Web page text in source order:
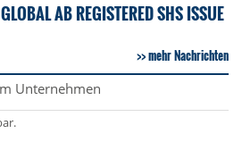
AB REGISTERED SHS ISSUE
mehr Nachrichten
Unternehmen